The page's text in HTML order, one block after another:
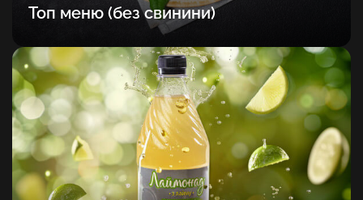
Топ меню (без свинини)